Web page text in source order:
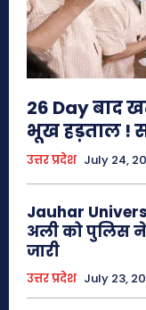
26 Day बाद
भूख हड़ताल !
उत्तर प्रदेश July 24,
Jauhar
अली को पुलिस ने
जारी
उत्तर प्रदेश July 23,